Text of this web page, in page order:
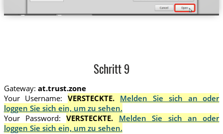
Schritt 9
Gateway: at.trust.zone
Your Username:VERSTECKTE. Melden Sie sich an oder
loggen Sie sich ein, um zu sehen.
Your Password:VERSTECKTE. Melden Sie sich an oder
loggen Sie sich ein, um zu sehen.